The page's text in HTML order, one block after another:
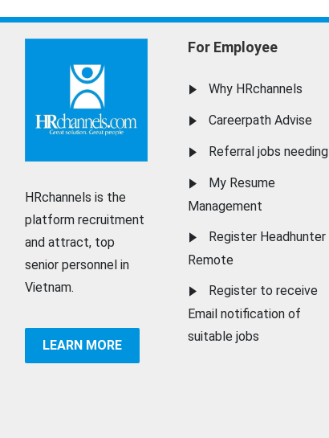
HRchannels is the
platform recruitment
and attract, top
senior personnel in
Vietnam.
LEARN MORE
For Employee
Why HRchannels
Careerpath Advise
Referral jobs needing
My Resume
Management
Register Headhunter
Remote
Register to receive
Email notification of
suitable jobs